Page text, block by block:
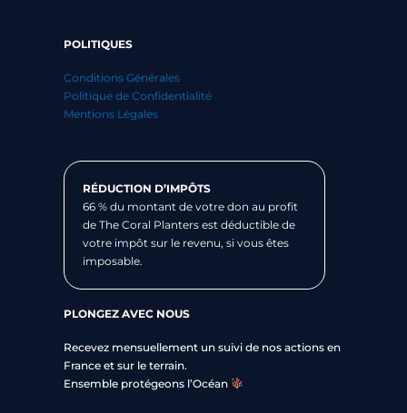
POLITIQUES
Conditions Générales
Politique de Confidentialité
Mentions Légales
RÉDUCTION D’IMPÔTS
66 % du montant de votre don au profit
de The Coral Planters est déductible de
votre impôt sur le revenu, si vous êtes
imposable.
PLONGEZ AVEC NOUS
Recevez mensuellement un suivi de nos actions en
France et sur le terrain.
Ensemble protégeons l’Océan